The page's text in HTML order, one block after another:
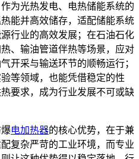
为光热发电、电热储能系统的
能并高效储存，适配储能系统
行业的高效发展；在石油石化
、输油管道伴热等场景，应对
开采与输送环节的顺畅运行；
等领域，也能凭借稳定的性
要求，成为行业发展不可或缺
电加热器的核心优势，在于兼
复杂严苛的工业环境，而专业